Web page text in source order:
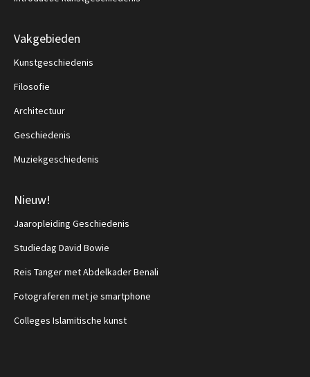
Vakgebieden
Kunstgeschiedenis
Filosofie
Architectuur
Geschiedenis
Muziekgeschiedenis
Nieuw!
Jaaropleiding Geschiedenis
Studiedag David Bowie
Reis Tanger met Abdelkader Benali
Fotograferen met je smartphone
Colleges Islamitische kunst